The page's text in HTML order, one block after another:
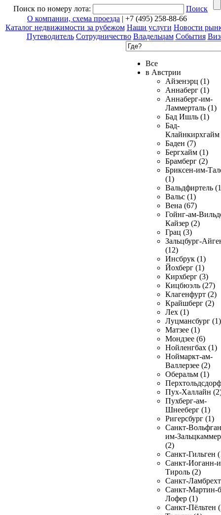
Поиск по номеру лота:
Поиск
О компании, схема проезда | +7 (495) 258-88-66
Каталог недвижимости за рубежом Наши услуги Новости
Путеводитель Сотрудничество Владельцам События
Все
в Австрии
Айзенэрц (1)
Аннаберг (1)
Аннаберг-им-
Ламмерталь (1)
Бад Ишль (1)
Бад-
Клайнкирхгайм
Баден (7)
Бергхайм (1)
Брамберг (2)
Бриксен-им-
(1)
Вальдфиртель
Вальс (1)
Вена (67)
Гойнг-ам-
Кайзер (2)
Грац (3)
Зальцбург-
(12)
Инсбрук (1)
Йохберг (1)
Кирхберг (3)
Кицбюэль (27)
Клагенфурт (2)
Крайшберг (2)
Лех (1)
Луцмансбург (1)
Матзее (1)
Мондзее (6)
Нойленгбах (1)
Ноймаркт-ам-
Валлерзее (2)
Оберальм (1)
Пух-Халлайн
Пухберг-ам-
Шнееберг (1)
Ригерсбург (1)
Санкт-
им-
(2)
Санкт-Гильген
Санкт-Иоганн-
Тироль (2)
Санкт-
Санкт-Мартин-
Лофер (1)
Санкт-Пёльтен